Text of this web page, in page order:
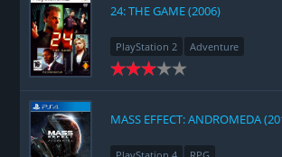
24: THE GAME (2006)
PlayStation 2 Adventure
MASS EFFECT: ANDROMEDA